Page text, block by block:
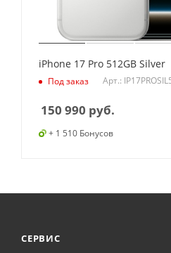
iPhone 17 Pro 512GB Silver
Под заказ Арт.:
150 990 руб.
+ 1 510 Бонусов
СЕРВИС